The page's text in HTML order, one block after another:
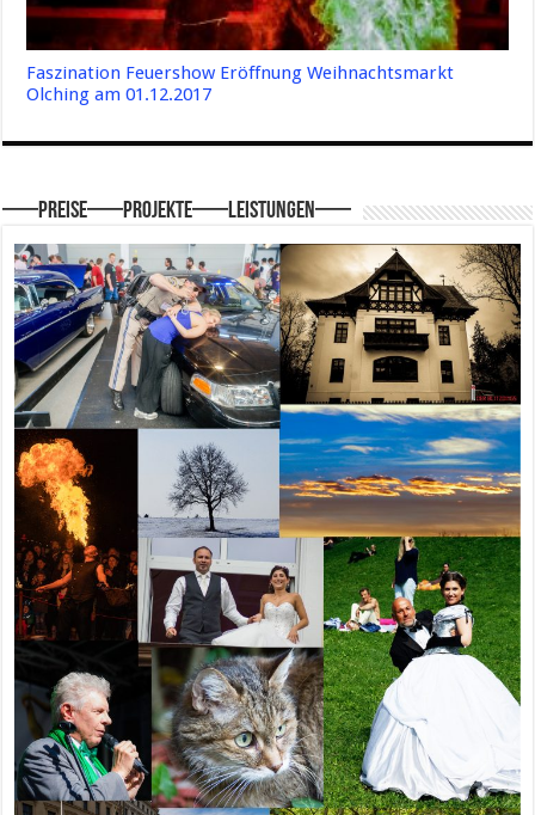
Faszination Feuershow Eröffnung Weihnachtsmarkt
Olching am 01.12.2017
—–Preise—–Projekte—–Leistungen—–